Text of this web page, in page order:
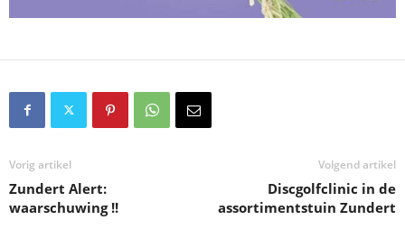
Vorig artikel
Zundert Alert:
waarschuwing !!
Volgend artikel
Discgolfclinic in de
assortimentstuin Zundert